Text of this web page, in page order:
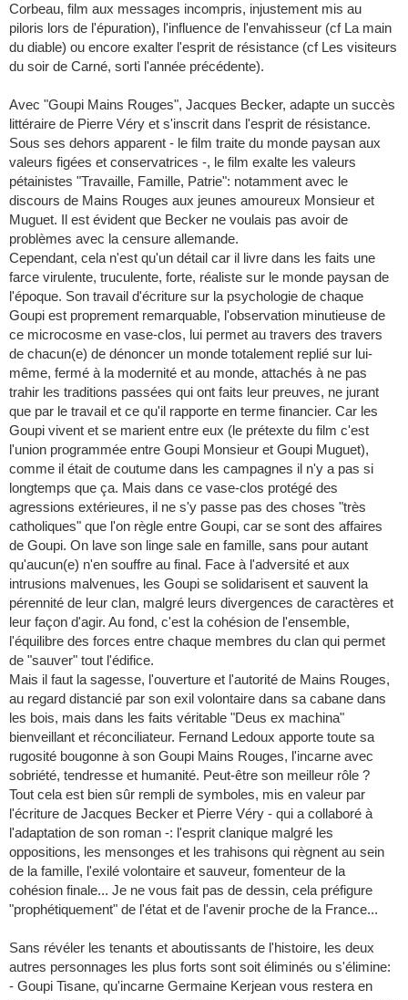
Corbeau, film aux messages incompris, injustement mis au
piloris lors de l'épuration), l'influence de l'envahisseur (cf La main
du diable) ou encore exalter l'esprit de résistance (cf Les visiteurs
du soir de Carné, sorti l'année précédente).
Avec "Goupi Mains Rouges", Jacques Becker, adapte un succès
littéraire de Pierre Véry et s'inscrit dans l'esprit de résistance.
Sous ses dehors apparent - le film traite du monde paysan aux
valeurs figées et conservatrices -, le film exalte les valeurs
pétainistes "Travaille, Famille, Patrie": notamment avec le
discours de Mains Rouges aux jeunes amoureux Monsieur et
Muguet. Il est évident que Becker ne voulais pas avoir de
problèmes avec la censure allemande.
Cependant, cela n'est qu'un détail car il livre dans les faits une
farce virulente, truculente, forte, réaliste sur le monde paysan de
l'époque. Son travail d'écriture sur la psychologie de chaque
Goupi est proprement remarquable, l'observation minutieuse de
ce microcosme en vase-clos, lui permet au travers des travers
de chacun(e) de dénoncer un monde totalement replié sur lui-
même, fermé à la modernité et au monde, attachés à ne pas
trahir les traditions passées qui ont faits leur preuves, ne jurant
que par le travail et ce qu'il rapporte en terme financier. Car les
Goupi vivent et se marient entre eux (le prétexte du film c'est
l'union programmée entre Goupi Monsieur et Goupi Muguet),
comme il était de coutume dans les campagnes il n'y a pas si
longtemps que ça. Mais dans ce vase-clos protégé des
agressions extérieures, il ne s'y passe pas des choses "très
catholiques" que l'on règle entre Goupi, car se sont des affaires
de Goupi. On lave son linge sale en famille, sans pour autant
qu'aucun(e) n'en souffre au final. Face à l'adversité et aux
intrusions malvenues, les Goupi se solidarisent et sauvent la
pérennité de leur clan, malgré leurs divergences de caractères et
leur façon d'agir. Au fond, c'est la cohésion de l'ensemble,
l'équilibre des forces entre chaque membres du clan qui permet
de "sauver" tout l'édifice.
Mais il faut la sagesse, l'ouverture et l'autorité de Mains Rouges,
au regard distancié par son exil volontaire dans sa cabane dans
les bois, mais dans les faits véritable "Deus ex machina"
bienveillant et réconciliateur. Fernand Ledoux apporte toute sa
rugosité bougonne à son Goupi Mains Rouges, l'incarne avec
sobriété, tendresse et humanité. Peut-être son meilleur rôle ?
Tout cela est bien sûr rempli de symboles, mis en valeur par
l'écriture de Jacques Becker et Pierre Véry - qui a collaboré à
l'adaptation de son roman -: l'esprit clanique malgré les
oppositions, les mensonges et les trahisons qui règnent au sein
de la famille, l'exilé volontaire et sauveur, fomenteur de la
cohésion finale... Je ne vous fait pas de dessin, cela préfigure
"prophétiquement" de l'état et de l'avenir proche de la France...
Sans révéler les tenants et aboutissants de l'histoire, les deux
autres personnages les plus forts sont soit éliminés ou s'élimine:
- Goupi Tisane, qu'incarne Germaine Kerjean vous restera en